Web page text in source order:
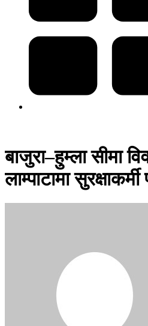
बाजुरा–हुम्ला सीमा
लाम्पाटामा